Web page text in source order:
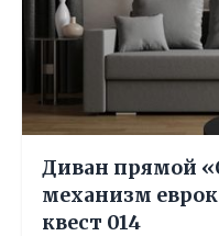
Диван прямой
механизм
квест 014